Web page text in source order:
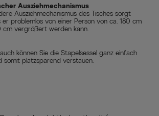
Ausziehmechanismus
Ausziehmechanismus des Tisches sorgt
er problemlos von einer Person von ca. 180 cm
cm vergrößert werden kann.
können Sie die Stapelsessel ganz einfach
somit platzsparend verstauen.